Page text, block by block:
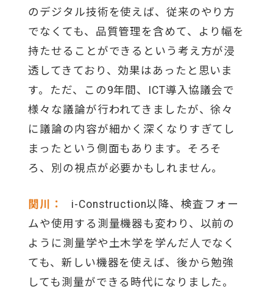
のデジタル技術を使えば、従来のやり方
でなくても、品質管理を含めて、より幅を
持たせることができるという考え方が浸
透してきており、効果はあったと思いま
す。ただ、この9年間、ICT導入協議会で
様々な議論が行われてきましたが、徐々
に議論の内容が細かく深くなりすぎてし
まったという側面もあります。そろそ
ろ、別の視点が必要かもしれません。
関川：
i-Construction以降、検査フォー
ムや使用する測量機器も変わり、以前の
ように測量学や土木学を学んだ人でなく
ても、新しい機器を使えば、後から勉強
しても測量ができる時代になりました。